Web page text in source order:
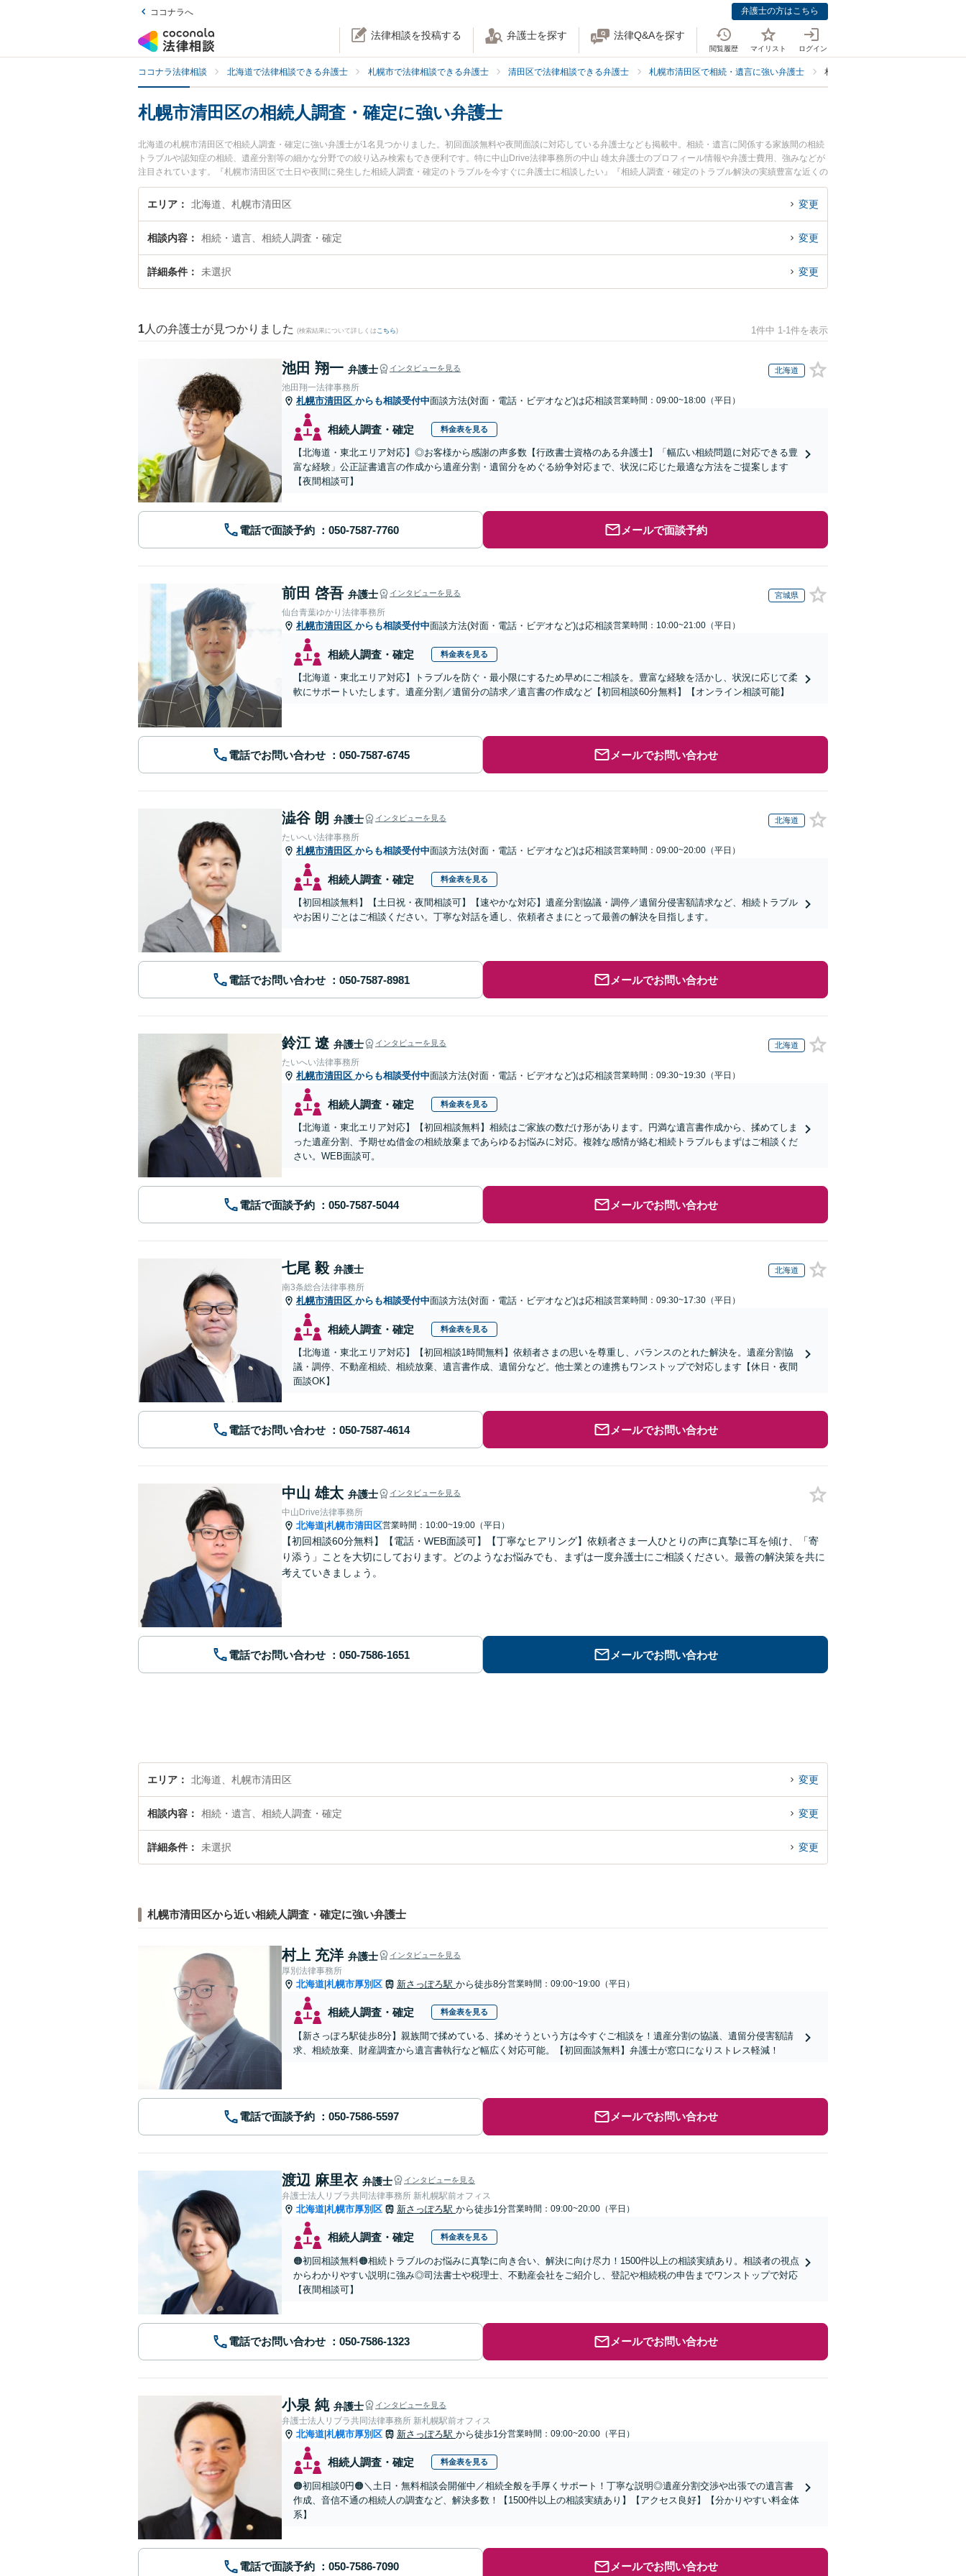
ココナラへ 弁護士の方はこちら
法律相談を投稿する 弁護士を探す 法律Q&Aを探す
閲覧履歴 マイリスト ログイン
ココナラ法律相談 北海道で法律相談できる弁護士 札幌市で法律相談できる弁護士 清田区で法律相談できる弁護士 札幌市清田区で相続・遺言に強い弁護士 札幌市清田区で相続人調査・確定に
札幌市清田区の相続人調査・確定に強い弁護士
北海道の札幌市清田区で相続人調査・確定に強い弁護士が1名見つかりました。初回面談無料や夜間面談に対応している弁護士なども掲載中。相続・遺言に関係する家族間の相続
トラブルや認知症の相続、遺産分割等の細かな分野での絞り込み検索もでき便利です。特に中山Drive法律事務所の中山 雄太弁護士のプロフィール情報や弁護士費用、強みなどが
注目されています。『札幌市清田区で土日や夜間に発生した相続人調査・確定のトラブルを今すぐに弁護士に相談したい』『相続人調査・確定のトラブル解決の実績豊富な近くの
弁護士を検索したい』『初回相談無料で相続人調査・確定を法律相談できる札幌市清田区内の弁護士に相談予約したい』などでお困りの相談者さんにおすすめです。
エリア 北海道、札幌市清田区 変更
相談内容 相続・遺言、相続人調査・確定 変更
詳細条件 未選択 変更
1 人の弁護士が見つかりました (検索結果について詳しくは こちら) 1件中 1-1件を表示
池田 翔一 弁護士 インタビューを見る 北海道
池田翔一法律事務所
札幌市清田区 からも相談受付中面談方法(対面・電話・ビデオなど)は応相談営業時間：09:00~18:00（平日）
相続人調査・確定 料金表を見る
【北海道・東北エリア対応】◎お客様から感謝の声多数【行政書士資格のある弁護士】「幅広い相続問題に対応できる豊
富な経験」公正証書遺言の作成から遺産分割・遺留分をめぐる紛争対応まで、状況に応じた最適な方法をご提案します
【夜間相談可】
電話で面談予約 メールで面談予約
前田 啓吾 弁護士 インタビューを見る 宮城県
仙台青葉ゆかり法律事務所
札幌市清田区 からも相談受付中面談方法(対面・電話・ビデオなど)は応相談営業時間：10:00~21:00（平日）
相続人調査・確定 料金表を見る
【北海道・東北エリア対応】トラブルを防ぐ・最小限にするため早めにご相談を。豊富な経験を活かし、状況に応じて柔
軟にサポートいたします。遺産分割／遺留分の請求／遺言書の作成など【初回相談60分無料】【オンライン相談可能】
電話でお問い合わせ メールでお問い合わせ
澁谷 朗 弁護士 インタビューを見る 北海道
たいへい法律事務所
札幌市清田区 からも相談受付中面談方法(対面・電話・ビデオなど)は応相談営業時間：09:00~20:00（平日）
相続人調査・確定 料金表を見る
【初回相談無料】【土日祝・夜間相談可】【速やかな対応】遺産分割協議・調停／遺留分侵害額請求など、相続トラブル
やお困りごとはご相談ください。丁寧な対話を通し、依頼者さまにとって最善の解決を目指します。
電話でお問い合わせ メールでお問い合わせ
鈴江 遼 弁護士 インタビューを見る 北海道
たいへい法律事務所
札幌市清田区 からも相談受付中面談方法(対面・電話・ビデオなど)は応相談営業時間：09:30~19:30（平日）
相続人調査・確定 料金表を見る
【北海道・東北エリア対応】【初回相談無料】相続はご家族の数だけ形があります。円満な遺言書作成から、揉めてしま
った遺産分割、予期せぬ借金の相続放棄まであらゆるお悩みに対応。複雑な感情が絡む相続トラブルもまずはご相談くだ
さい。WEB面談可。
電話で面談予約 メールでお問い合わせ
七尾 毅 弁護士 北海道
南3条総合法律事務所
札幌市清田区 からも相談受付中面談方法(対面・電話・ビデオなど)は応相談営業時間：09:30~17:30（平日）
相続人調査・確定 料金表を見る
【北海道・東北エリア対応】【初回相談1時間無料】依頼者さまの思いを尊重し、バランスのとれた解決を。遺産分割協
議・調停、不動産相続、相続放棄、遺言書作成、遺留分など。他士業との連携もワンストップで対応します【休日・夜間
面談OK】
電話でお問い合わせ メールでお問い合わせ
中山 雄太 弁護士 インタビューを見る
中山Drive法律事務所
北海道|札幌市清田区営業時間：10:00~19:00（平日）
【初回相談60分無料】【電話・WEB面談可】【丁寧なヒアリング】依頼者さま一人ひとりの声に真摯に耳を傾け、「寄
り添う」ことを大切にしております。どのようなお悩みでも、まずは一度弁護士にご相談ください。最善の解決策を共に
考えていきましょう。
電話でお問い合わせ メールでお問い合わせ
エリア 北海道、札幌市清田区 変更
相談内容 相続・遺言、相続人調査・確定 変更
詳細条件 未選択 変更
札幌市清田区から近い相続人調査・確定に強い弁護士
村上 充洋 弁護士 インタビューを見る
厚別法律事務所
北海道 札幌市厚別区 新さっぽろ駅 から徒歩8分営業時間：09:00~19:00（平日）
相続人調査・確定 料金表を見る
【新さっぽろ駅徒歩8分】親族間で揉めている、揉めそうという方は今すぐご相談を！遺産分割の協議、遺留分侵害額請
求、相続放棄、財産調査から遺言書執行など幅広く対応可能。【初回面談無料】弁護士が窓口になりストレス軽減！
電話で面談予約 メールでお問い合わせ
渡辺 麻里衣 弁護士 インタビューを見る
弁護士法人リブラ共同法律事務所 新札幌駅前オフィス
北海道 札幌市厚別区 新さっぽろ駅 から徒歩1分営業時間：09:00~20:00（平日）
相続人調査・確定 料金表を見る
🟠初回相談無料🟠相続トラブルのお悩みに真摯に向き合い、解決に向け尽力！1500件以上の相談実績あり。相談者の視点
からわかりやすい説明に強み◎司法書士や税理士、不動産会社をご紹介し、登記や相続税の申告までワンストップで対応
【夜間相談可】
電話でお問い合わせ メールでお問い合わせ
小泉 純 弁護士 インタビューを見る
弁護士法人リブラ共同法律事務所 新札幌駅前オフィス
北海道 札幌市厚別区 新さっぽろ駅 から徒歩1分営業時間：09:00~20:00（平日）
相続人調査・確定 料金表を見る
🟠初回相談0円🟠＼土日・無料相談会開催中／相続全般を手厚くサポート！丁寧な説明◎遺産分割交渉や出張での遺言書
作成、音信不通の相続人の調査など、解決多数！【1500件以上の相談実績あり】【アクセス良好】【分かりやすい料金体
系】
電話で面談予約 メールでお問い合わせ